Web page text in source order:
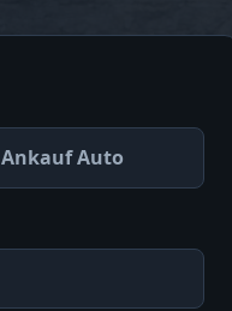
Ankauf Auto